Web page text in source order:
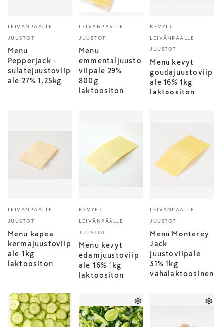
LEIVÄNPÄÄLLE
JUUSTOT
Menu
Pepperjack -
sulatejuustoviip
ale 27% 1,25kg
LEIVÄNPÄÄLLE
JUUSTOT
Menu
emmentaljuusto
viipale 29%
800g
laktoositon
KEVYET
LEIVÄNPÄÄLLE
JUUSTOT
Menu kevyt
goudajuustoviip
ale 16% 1kg
laktoositon
LEIVÄNPÄÄLLE
JUUSTOT
Menu kapea
kermajuustoviip
ale 1kg
laktoositon
KEVYET
LEIVÄNPÄÄLLE
JUUSTOT
Menu kevyt
edamjuustoviip
ale 16% 1kg
laktoositon
LEIVÄNPÄÄLLE
JUUSTOT
Menu Monterey
Jack
juustoviipale
31% 1kg
vähälaktoosinen